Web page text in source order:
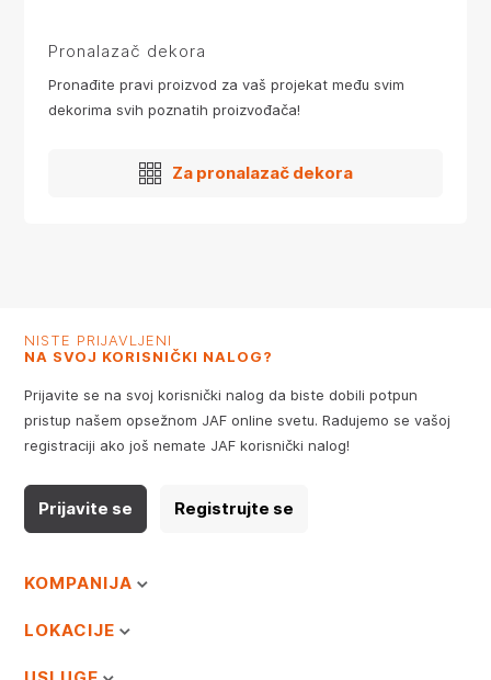
Pronalazač dekora
Pronađite pravi proizvod za vaš projekat među svim
dekorima svih poznatih proizvođača!
Za pronalazač dekora
NISTE PRIJAVLJENI
NA SVOJ KORISNIČKI NALOG?
Prijavite se na svoj korisnički nalog da biste dobili potpun
pristup našem opsežnom JAF online svetu. Radujemo se vašoj
registraciji ako još nemate JAF korisnički nalog!
Prijavite se Registrujte se
KOMPANIJA
LOKACIJE